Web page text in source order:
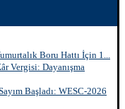
Boru Hattı İçin 1...
Vergisi: Dayanışma
Başladı: WESC-2026